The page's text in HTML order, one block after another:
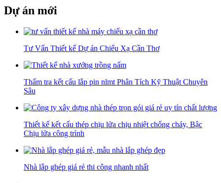
Dự án mới
Tư Vấn Thiết kế Dự án Chiếu Xạ Cần Thơ
Thẩm tra kết cấu lắp pin nlmt Phân Tích Kỹ Thuật Chuyên
Sâu
Thiết kế kết cấu thép chịu lửa chịu nhiệt chống cháy, Bậc
Chịu lửa công trình
Nhà lắp ghép giá rẻ thi công nhanh nhất